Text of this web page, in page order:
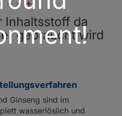
Inhaltsstoff da
gebraucht wird
Ginseng sind im
wasserlöslich und